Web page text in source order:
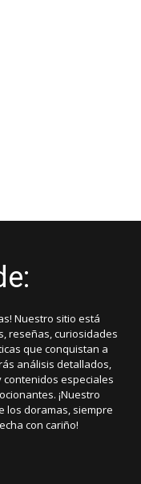
Nuestro sitio está
reseñas, curiosidades
que conquistan a
análisis detallados,
especiales
¡Nuestro
los doramas, siempre
con cariño!